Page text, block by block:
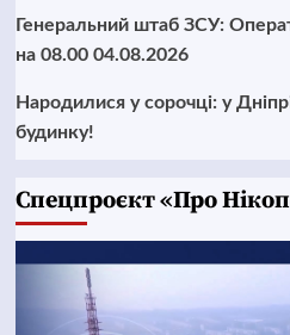
Генеральний штаб ЗСУ:
на 08.00 04.08.2026
Народилися у сорочці: у
будинку!
Cпецпроєкт «Про